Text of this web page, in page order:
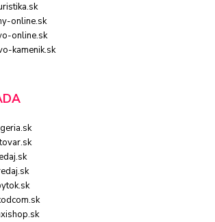
online.sk
online.sk
kamenik.sk